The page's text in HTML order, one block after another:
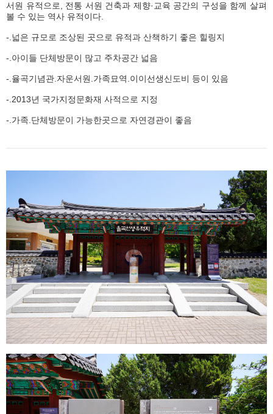
서원 유적으로, 전통 서원 건축과 제향·교육 공간의 구성을 함께 살펴
볼 수 있는 역사 유적이다.
-.넓은 규모로 조상된 곳으로 유적과 산책하기 좋은 힐링지
-.아이들 단체방문이 많고 주차공간 넓음
-.율곡기념관.자운서원.가족묘역.이이선생신도비 등이 있음
-.2013년 국가지정문화재 사적으로 지정
-.가족.단체방문이 가능한곳으로 자연경관이 좋음